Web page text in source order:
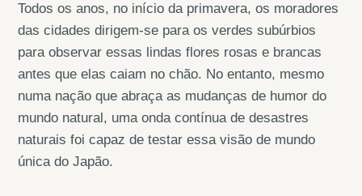
Todos os anos, no início da primavera, os moradores
das cidades dirigem-se para os verdes subúrbios
para observar essas lindas flores rosas e brancas
antes que elas caiam no chão. No entanto, mesmo
numa nação que abraça as mudanças de humor do
mundo natural, uma onda contínua de desastres
naturais foi capaz de testar essa visão de mundo
única do Japão.